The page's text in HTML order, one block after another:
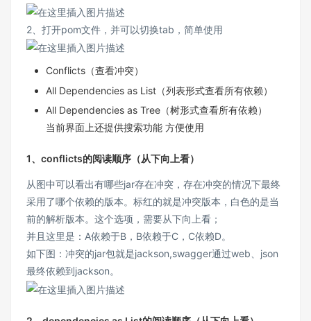
2、打开pom文件，并可以切换tab，简单使用
Conflicts（查看冲突）
All Dependencies as List（列表形式查看所有依赖）
All Dependencies as Tree（树形式查看所有依赖）
当前界面上还提供搜索功能 方便使用
1、conflicts的阅读顺序（从下向上看）
从图中可以看出有哪些jar存在冲突，存在冲突的情况下最终
采用了哪个依赖的版本。标红的就是冲突版本，白色的是当
前的解析版本。这个选项，需要从下向上看；
并且这里是：A依赖于B，B依赖于C，C依赖D。
如下图：冲突的jar包就是jackson,swagger通过web、json
最终依赖到jackson。